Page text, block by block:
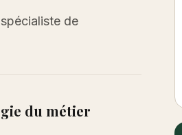
de
du métier